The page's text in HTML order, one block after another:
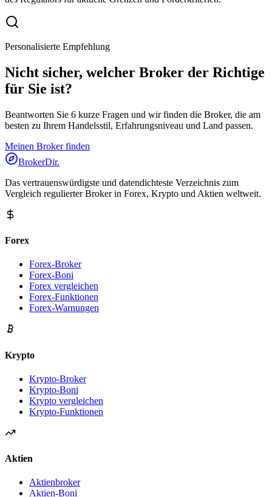
Personalisierte Empfehlung
Nicht sicher, welcher Broker der Richtige
für Sie ist?
Beantworten Sie 6 kurze Fragen und wir finden die Broker, die am
besten zu Ihrem Handelsstil, Erfahrungsniveau und Land passen.
Meinen Broker finden
BrokerDir.
Das vertrauenswürdigste und datendichteste Verzeichnis zum
Vergleich regulierter Broker in Forex, Krypto und Aktien weltweit.
Forex
Forex-Broker
Forex-Boni
Forex vergleichen
Forex-Funktionen
Forex-Warnungen
Krypto
Krypto-Broker
Krypto-Boni
Krypto vergleichen
Krypto-Funktionen
Aktien
Aktienbroker
Aktien-Boni